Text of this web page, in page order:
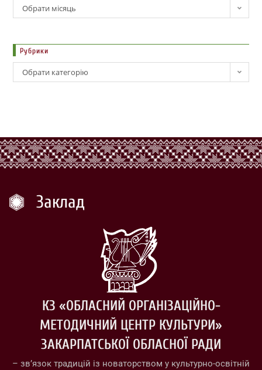
Обрати місяць
Рубрики
Обрати категорію
Заклад
КЗ «ОБЛАСНИЙ ОРГАНІЗАЦІЙНО-
МЕТОДИЧНИЙ ЦЕНТР КУЛЬТУРИ»
ЗАКАРПАТСЬКОЇ ОБЛАСНОЇ РАДИ
– зв’язок традицій із новаторством у культурно-освітній